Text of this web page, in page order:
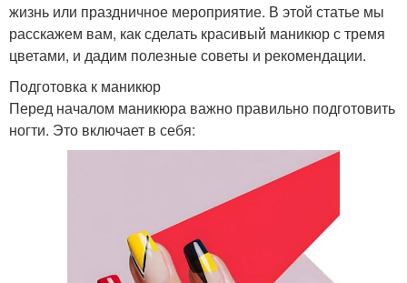
жизнь или праздничное мероприятие. В этой статье мы
расскажем вам, как сделать красивый маникюр с тремя
цветами, и дадим полезные советы и рекомендации.
Подготовка к маникюр
Перед началом маникюра важно правильно подготовить
ногти. Это включает в себя: